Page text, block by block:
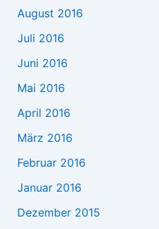
August 2016
Juli 2016
Juni 2016
Mai 2016
April 2016
März 2016
Februar 2016
Januar 2016
Dezember 2015